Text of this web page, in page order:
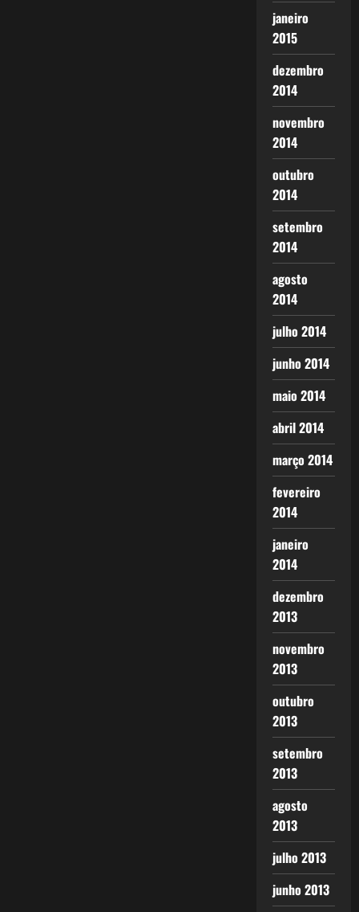
janeiro
2015
dezembro
2014
novembro
2014
outubro
2014
setembro
2014
agosto
2014
julho 2014
junho 2014
maio 2014
abril 2014
março 2014
fevereiro
2014
janeiro
2014
dezembro
2013
novembro
2013
outubro
2013
setembro
2013
agosto
2013
julho 2013
junho 2013